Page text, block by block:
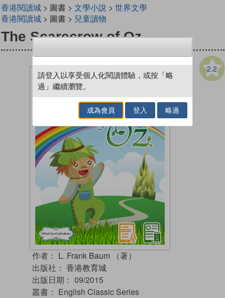
香港閱讀城> 圖書 > 文學小說 > 世界文學
香港閱讀城> 圖書 > 兒童讀物
The Scarecrow of Oz
2.2
作者： L. Frank Baum （著）
出版社： 香港教育城
出版日期： 09/2015
叢書： English Classic Series
請登入以享受個人化閱讀體驗，或按「略
過」繼續瀏覽。
成為會員 登入 略過